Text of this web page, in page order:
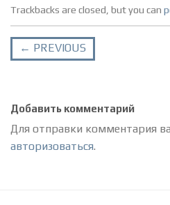
Trackbacks are closed, but you can
← PREVIOUS
Добавить комментарий
Для отправки комментария
авторизоваться.